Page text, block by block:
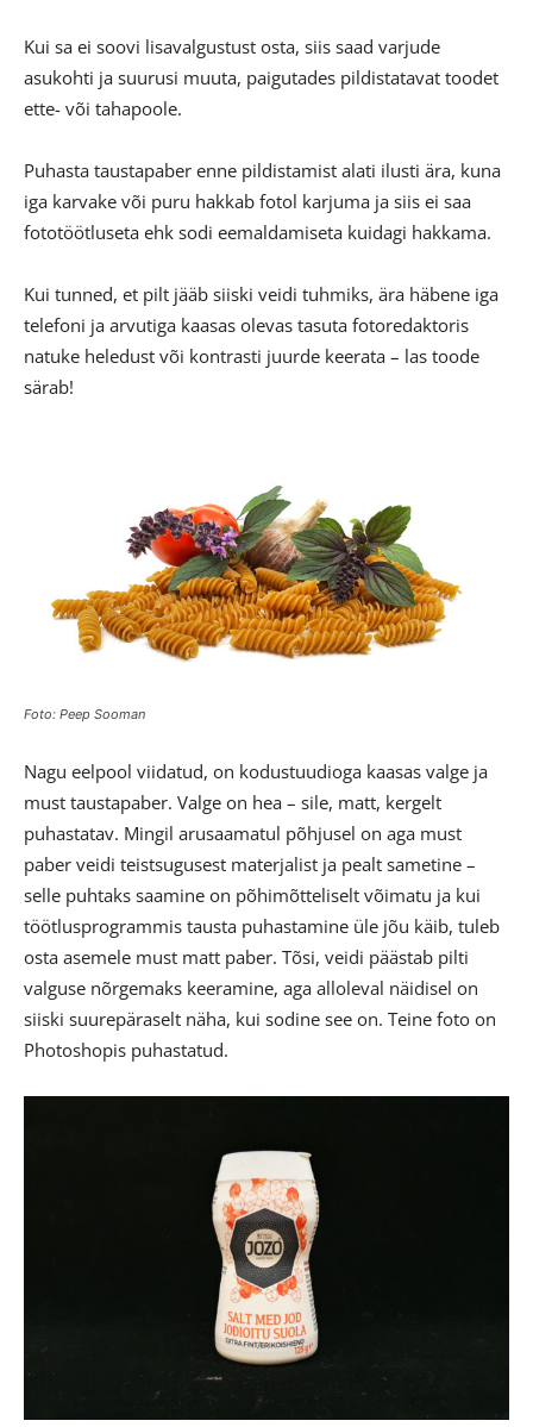
Kui sa ei soovi lisavalgustust osta, siis saad varjude
asukohti ja suurusi muuta, paigutades pildistatavat toodet
ette- või tahapoole.
Puhasta taustapaber enne pildistamist alati ilusti ära, kuna
iga karvake või puru hakkab fotol karjuma ja siis ei saa
fototöötluseta ehk sodi eemaldamiseta kuidagi hakkama.
Kui tunned, et pilt jääb siiski veidi tuhmiks, ära häbene iga
telefoni ja arvutiga kaasas olevas tasuta fotoredaktoris
natuke heledust või kontrasti juurde keerata – las toode
särab!
Foto: Peep Sooman
Nagu eelpool viidatud, on kodustuudioga kaasas valge ja
must taustapaber. Valge on hea – sile, matt, kergelt
puhastatav. Mingil arusaamatul põhjusel on aga must
paber veidi teistsugusest materjalist ja pealt sametine –
selle puhtaks saamine on põhimõtteliselt võimatu ja kui
töötlusprogrammis tausta puhastamine üle jõu käib, tuleb
osta asemele must matt paber. Tõsi, veidi päästab pilti
valguse nõrgemaks keeramine, aga alloleval näidisel on
siiski suurepäraselt näha, kui sodine see on. Teine foto on
Photoshopis puhastatud.